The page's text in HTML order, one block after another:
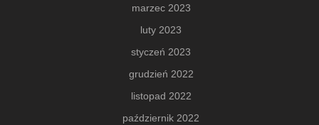
marzec 2023
luty 2023
styczeń 2023
grudzień 2022
listopad 2022
październik 2022